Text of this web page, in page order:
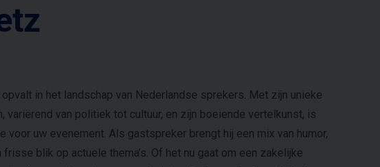
in het landschap van Nederlandse sprekers. Met zijn unieke
variërend van politiek tot cultuur, en zijn boeiende vertelkunst, is
voor uw evenement. Als gastspreker brengt hij een mix van humor,
blik op actuele thema’s. Of het nu gaat om een zakelijke